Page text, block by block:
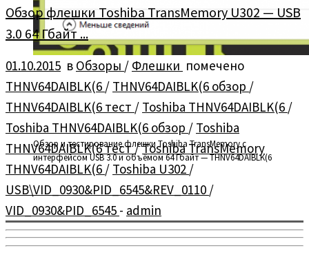
Обзор и тестирование флешки Toshiba TransMemory с
интерфейсом USB 3.0 и объёмом 64 Гбайт — THNV64DAIBLK(6
Обзор флешки Toshiba TransMemory U302 — USB
3.0 64 Гбайт ...
01.10.2015 в Обзоры / Флешки помечено
THNV64DAIBLK(6 / THNV64DAIBLK(6 обзор /
THNV64DAIBLK(6 тест / Toshiba THNV64DAIBLK(6 /
Toshiba THNV64DAIBLK(6 обзор / Toshiba
THNV64DAIBLK(6 тест/Toshiba TransMemory
THNV64DAIBLK(6 / Toshiba U302 /
USB\VID_0930&PID_6545&REV_0110 /
VID_0930&PID_6545 - admin